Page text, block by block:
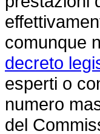
comunque
decreto
esperti o
numero
del